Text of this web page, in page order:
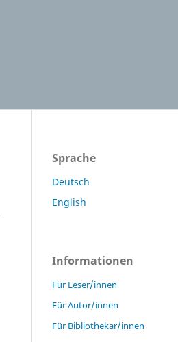
Sprache
Deutsch
English
Informationen
Für Leser/innen
Für Autor/innen
Für Bibliothekar/innen